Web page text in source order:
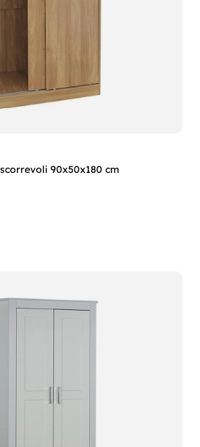
90x50x180 cm